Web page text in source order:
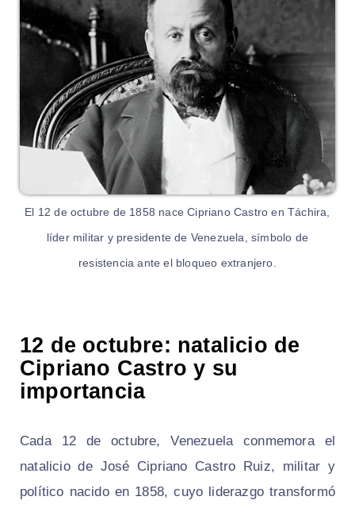
El 12 de octubre de 1858 nace Cipriano Castro en Táchira,
líder militar y presidente de Venezuela, símbolo de
resistencia ante el bloqueo extranjero.
12 de octubre: natalicio de
Cipriano Castro y su
importancia
Cada 12 de octubre, Venezuela conmemora el
natalicio de José Cipriano Castro Ruiz, militar y
político nacido en 1858, cuyo liderazgo transformó